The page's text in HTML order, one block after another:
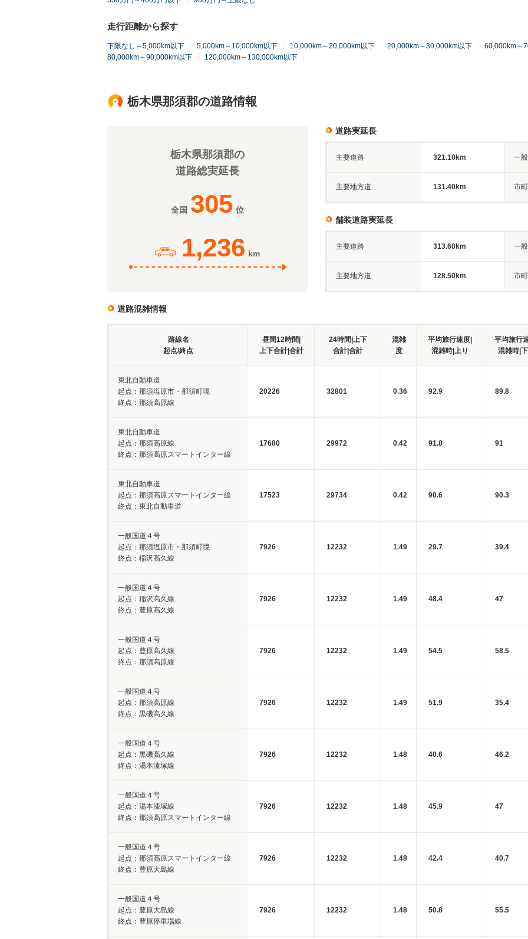
走行距離から探す
下限なし～5,000km以下 5,000km～10,000km以下 10,000km～20,000km以下 20,000km～30,000km以下
60,000km～
80,000km～90,000km以下
120,000km～130,000km以下
栃木県那須郡の道路情報
栃木県那須郡の
道路総実延長
全国 305 位
1,236 km
道路実延長
主要道路 321.10km 一
主要地方道 131.40km 市
舗装道路実延長
主要道路 313.60km 一
主要地方道 128.50km 市
道路混雑情報
路線名
起点/終点
昼間12時間|
上下合計|合計
24時間|上下
合計|合計
混雑
度
平均旅行速度|
混雑時|上り
平均旅行
混雑時|
東北自動車道
起点：那須塩原市・那須町境
終点：那須高原線
20226 32801 0.36 92.9 89.8
東北自動車道
起点：那須高原線
終点：那須高原スマートインター線
17680 29972 0.42 91.8 91
東北自動車道
起点：那須高原スマートインター線
終点：東北自動車道
17523 29734 0.42 90.6 90.3
一般国道４号
起点：那須塩原市・那須町境
終点：稲沢高久線
7926 12232 1.49 29.7 39.4
一般国道４号
起点：稲沢高久線
終点：豊原高久線
7926 12232 1.49 48.4 47
一般国道４号
起点：豊原高久線
終点：那須高原線
7926 12232 1.49 54.5 58.5
一般国道４号
起点：那須高原線
終点：黒磯高久線
7926 12232 1.49 51.9 35.4
一般国道４号
起点：黒磯高久線
終点：湯本漆塚線
7926 12232 1.48 40.6 46.2
一般国道４号
起点：湯本漆塚線
終点：那須高原スマートインター線
7926 12232 1.48 45.9 47
一般国道４号
起点：那須高原スマートインター線
終点：豊原大島線
7926 12232 1.48 42.4 40.7
一般国道４号
起点：豊原大島線
終点：豊原停車場線
7926 12232 1.48 50.8 55.5